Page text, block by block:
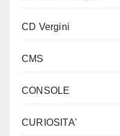
CD Vergini
CMS
CONSOLE
CURIOSITA'